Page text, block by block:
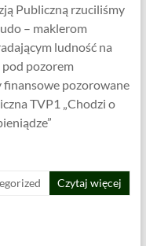
Publiczną rzuciliśmy
– maklerom
ludność na
pod pozorem
pozorowane
TVP1 „Chodzi o
Czytaj więcej